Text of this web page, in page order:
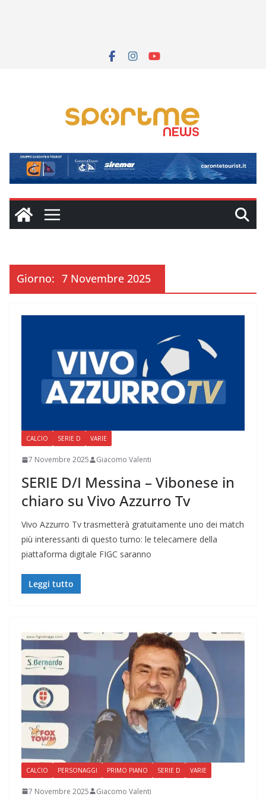
Giorno: 7 Novembre 2025
CALCIO SERIE D VARIE
7 Novembre 2025 Giacomo Valenti
SERIE D/I Messina – Vibonese in
chiaro su Vivo Azzurro Tv
Vivo Azzurro Tv trasmetterà gratuitamente uno dei match
più interessanti di questo turno: le telecamere della
piattaforma digitale FIGC saranno
Leggi tutto
CALCIO PERSONAGGI PRIMO PIANO SERIE D VARIE
7 Novembre 2025 Giacomo Valenti